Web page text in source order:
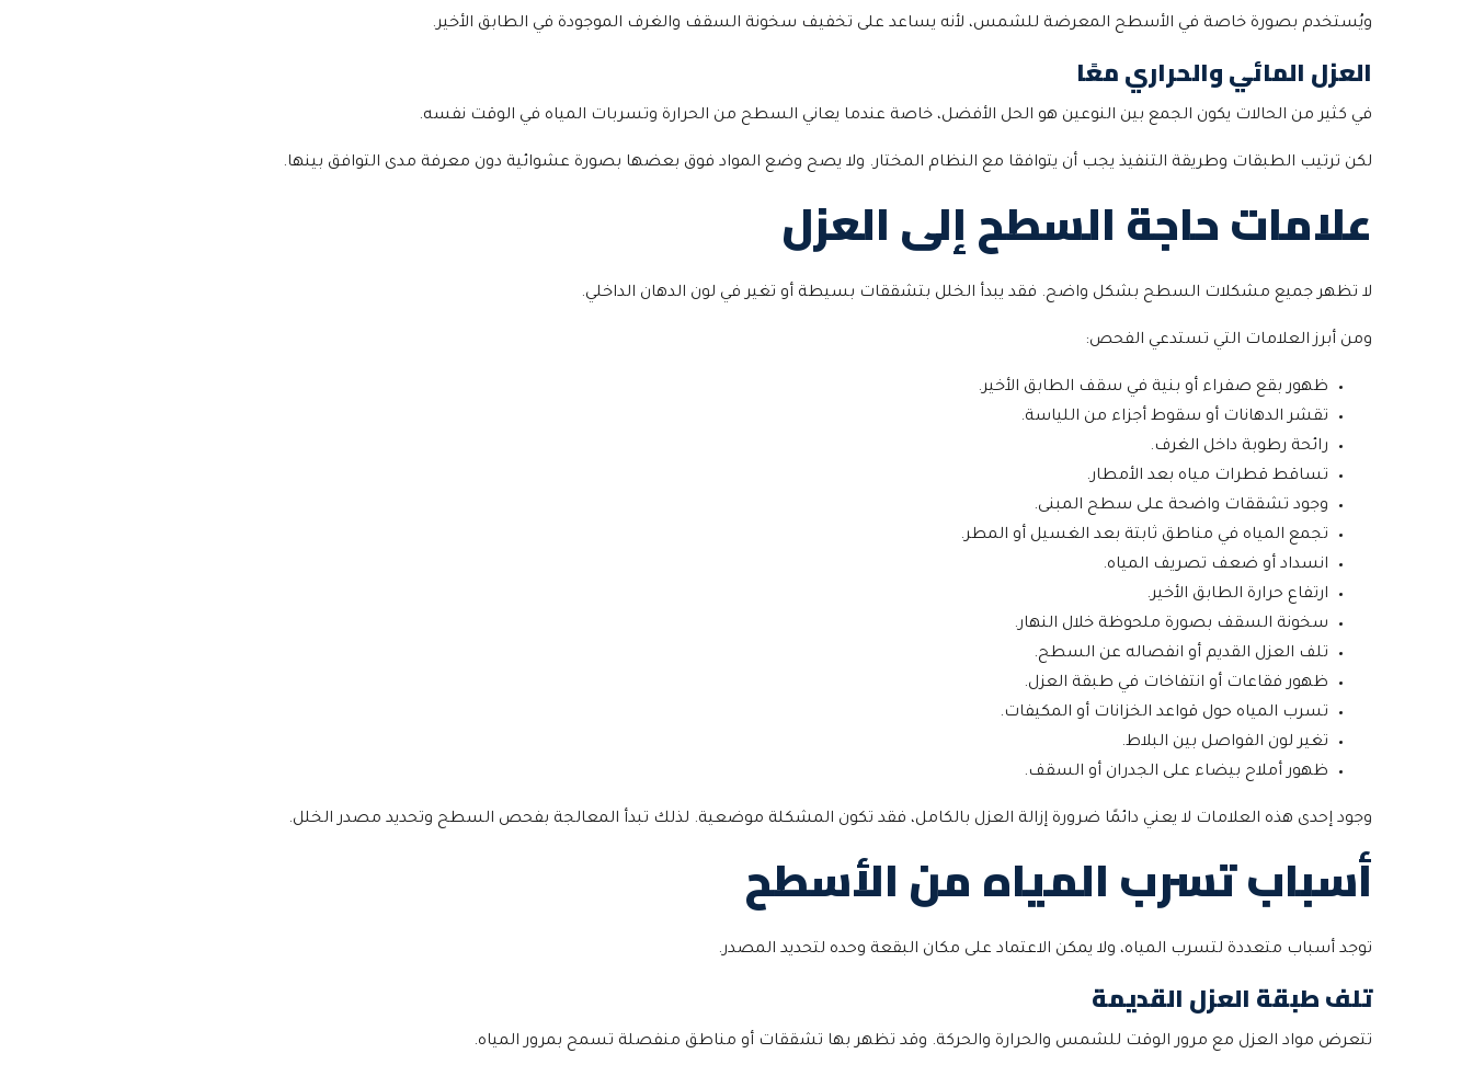
ويُستخدم بصورة خاصة في الأسطح المعرضة للشمس، لأنه يساعد على تخفيف سخونة السقف والغرف الموجودة في الطابق الأخير.
العزل المائي والحراري معًا
في كثير من الحالات يكون الجمع بين النوعين هو الحل الأفضل، خاصة عندما يعاني السطح من الحرارة وتسربات المياه في الوقت نفسه.
لكن ترتيب الطبقات وطريقة التنفيذ يجب أن يتوافقا مع النظام المختار. ولا يصح وضع المواد فوق بعضها بصورة عشوائية دون معرفة مدى التوافق بينها.
علامات حاجة السطح إلى العزل
لا تظهر جميع مشكلات السطح بشكل واضح. فقد يبدأ الخلل بتشققات بسيطة أو تغير في لون الدهان الداخلي.
ومن أبرز العلامات التي تستدعي الفحص:
ظهور بقع صفراء أو بنية في سقف الطابق الأخير.
تقشر الدهانات أو سقوط أجزاء من اللياسة.
رائحة رطوبة داخل الغرف.
تساقط قطرات مياه بعد الأمطار.
وجود تشققات واضحة على سطح المبنى.
تجمع المياه في مناطق ثابتة بعد الغسيل أو المطر.
انسداد أو ضعف تصريف المياه.
ارتفاع حرارة الطابق الأخير.
سخونة السقف بصورة ملحوظة خلال النهار.
تلف العزل القديم أو انفصاله عن السطح.
ظهور فقاعات أو انتفاخات في طبقة العزل.
تسرب المياه حول قواعد الخزانات أو المكيفات.
تغير لون الفواصل بين البلاط.
ظهور أملاح بيضاء على الجدران أو السقف.
وجود إحدى هذه العلامات لا يعني دائمًا ضرورة إزالة العزل بالكامل، فقد تكون المشكلة موضعية. لذلك تبدأ المعالجة بفحص السطح وتحديد مصدر الخلل.
أسباب تسرب المياه من الأسطح
توجد أسباب متعددة لتسرب المياه، ولا يمكن الاعتماد على مكان البقعة وحده لتحديد المصدر.
تلف طبقة العزل القديمة
تتعرض مواد العزل مع مرور الوقت للشمس والحرارة والحركة. وقد تظهر بها تشققات أو مناطق منفصلة تسمح بمرور المياه.